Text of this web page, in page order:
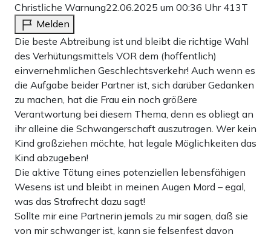
Christliche Warnung22.06.2025 um 00:36 Uhr 413T
Melden
Die beste Abtreibung ist und bleibt die richtige Wahl
des Verhütungsmittels VOR dem (hoffentlich)
einvernehmlichen Geschlechtsverkehr! Auch wenn es
die Aufgabe beider Partner ist, sich darüber Gedanken
zu machen, hat die Frau ein noch größere
Verantwortung bei diesem Thema, denn es obliegt an
ihr alleine die Schwangerschaft auszutragen. Wer kein
Kind großziehen möchte, hat legale Möglichkeiten das
Kind abzugeben!
Die aktive Tötung eines potenziellen lebensfähigen
Wesens ist und bleibt in meinen Augen Mord – egal,
was das Strafrecht dazu sagt!
Sollte mir eine Partnerin jemals zu mir sagen, daß sie
von mir schwanger ist, kann sie felsenfest davon